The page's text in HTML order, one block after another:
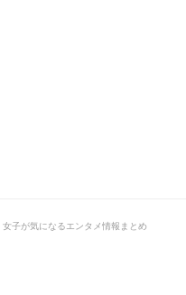
子が気になるエンタメ情報まとめ